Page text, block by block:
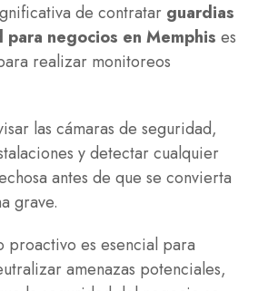
de contratar guardias
negocios en Memphis es
realizar monitoreos
las cámaras de seguridad,
y detectar cualquier
antes de que se convierta
grave.
proactivo es esencial para
amenazas potenciales,